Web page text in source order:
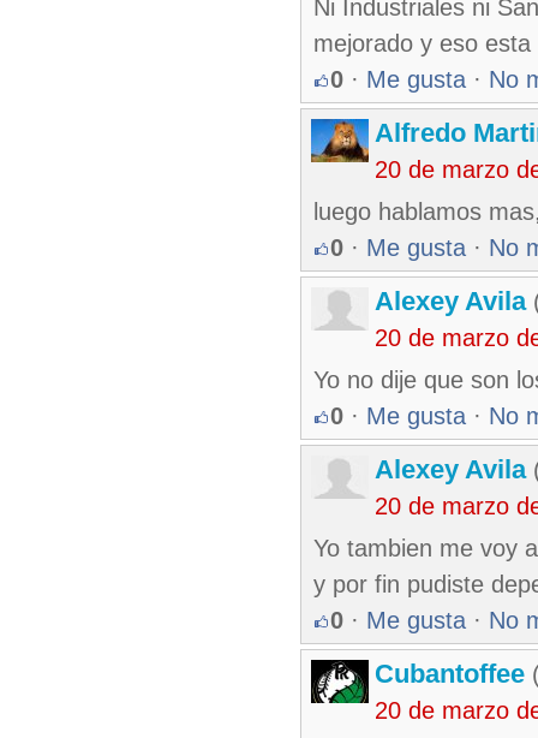
Ni Industriales ni
mejorado y eso esta
0 · Me gusta · No
Alfredo
20 de marzo
luego hablamos
0 · Me gusta · No
Alexey Avila
20 de marzo
Yo no dije que son
0 · Me gusta · No
Alexey Avila
20 de marzo
Yo tambien me voy
y por fin pudiste
0 · Me gusta · No
Cubantoffee
20 de marzo